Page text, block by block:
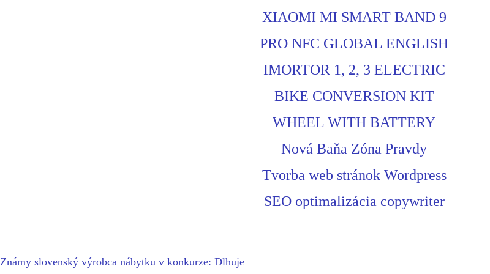
Známy slovenský výrobca nábytku v konkurze: Dlhuje
XIAOMI MI SMART BAND 9
PRO NFC GLOBAL ENGLISH
IMORTOR 1, 2, 3 ELECTRIC
BIKE CONVERSION KIT
WHEEL WITH BATTERY
Nová Baňa Zóna Pravdy
Tvorba web stránok Wordpress
SEO optimalizácia copywriter